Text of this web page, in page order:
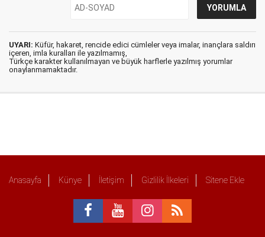
UYARI: Küfür, hakaret, rencide edici cümleler veya imalar, inançlara saldırı
içeren, imla kuralları ile yazılmamış,
Türkçe karakter kullanılmayan ve büyük harflerle yazılmış yorumlar
onaylanmamaktadır.
Anasayfa Künye İletişim Gizlilik İlkeleri Sitene Ekle